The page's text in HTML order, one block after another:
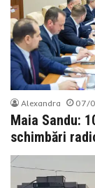
Alexandra 07/
Maia Sandu:
schimbări